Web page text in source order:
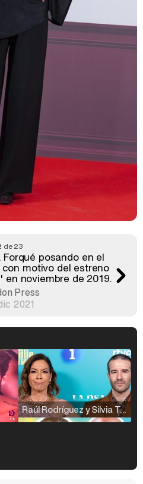
de 23
posando en el
motivo del estreno
en noviembre de 2019.
Press
2021
Raúl Rodríguez y Silvia Taulés nos cuentan su papel en 'La familia de la tele'